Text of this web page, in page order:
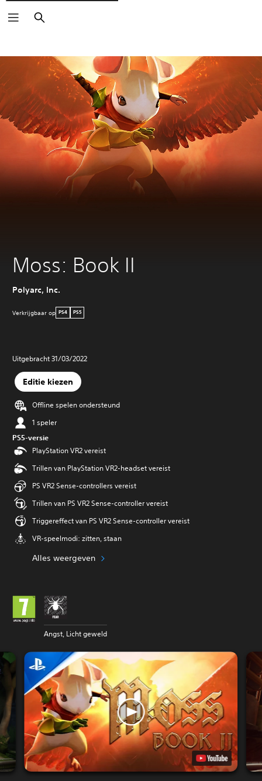
Zoeken
Moss: Book II
Polyarc, Inc.
Verkrijgbaar op PS4 PS5
Uitgebracht 31/03/2022
Editie kiezen
Offline spelen ondersteund
1 speler
PS5-versie
PlayStation VR2 vereist
Trillen van PlayStation VR2-headset vereist
PS VR2 Sense-controllers vereist
Trillen van PS VR2 Sense-controller vereist
Triggereffect van PS VR2 Sense-controller vereist
VR-speelmodi: zitten, staan
Alles weergeven
Angst, Licht geweld